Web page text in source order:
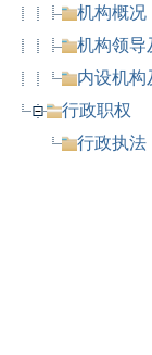
机构概况
机构领导
内设机构
行政职权
行政执法